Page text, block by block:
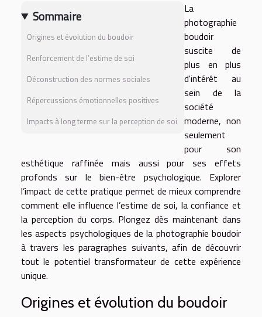
Sommaire
Origines et évolution du boudoir
Renforcement de l’estime de soi
Déconstruction des normes sociales
Répercussions émotionnelles positives
Impacts à long terme sur la perception de soi
La
photographie
boudoir
suscite de
plus en plus
d'intérêt au
sein de la
société
moderne, non
seulement
pour son
esthétique raffinée mais aussi pour ses effets
profonds sur le bien-être psychologique. Explorer
l’impact de cette pratique permet de mieux comprendre
comment elle influence l’estime de soi, la confiance et
la perception du corps. Plongez dès maintenant dans
les aspects psychologiques de la photographie boudoir
à travers les paragraphes suivants, afin de découvrir
tout le potentiel transformateur de cette expérience
unique.
Origines et évolution du boudoir